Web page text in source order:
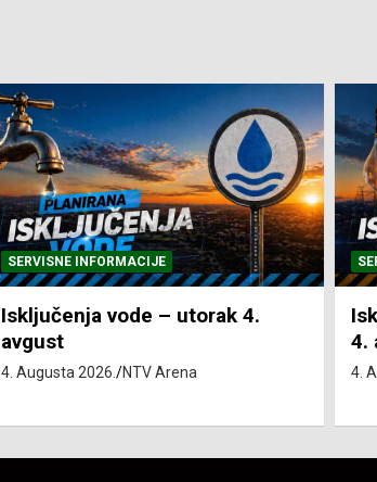
SERVISNE INFORMACIJE
Isključenja el. energije – utorak
4. avgust
4. Augusta 2026. NTV Arena
4.